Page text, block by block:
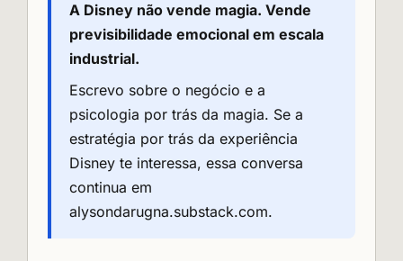
A Disney não vende magia. Vende
previsibilidade emocional em escala
industrial.
Escrevo sobre o negócio e a
psicologia por trás da magia. Se a
estratégia por trás da experiência
Disney te interessa, essa conversa
continua em
alysondarugna.substack.com.